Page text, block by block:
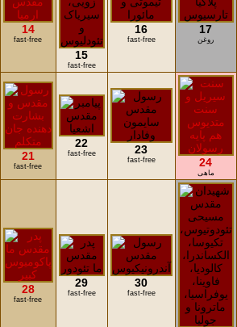
14
fast-free
15
fast-free
16
fast-free
17
روغن
21
fast-free
22
fast-free 23
fast-free 24
ماهی
28
fast-free
29
fast-free
30
fast-free